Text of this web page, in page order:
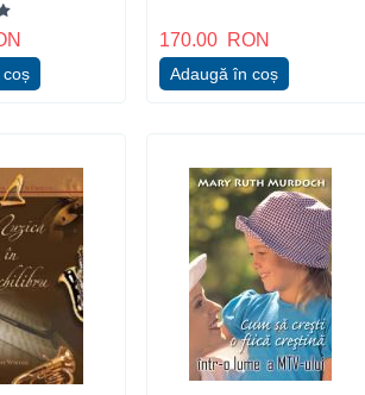
170.00 RON
Adaugă în coș